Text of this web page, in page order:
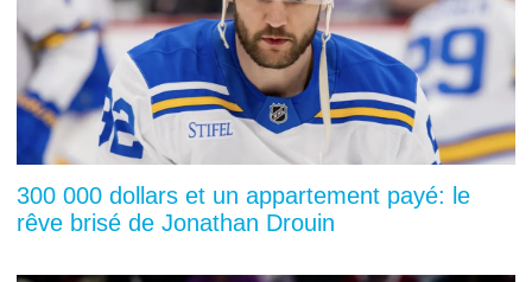
300 000 dollars et un appartement payé: le
rêve brisé de Jonathan Drouin